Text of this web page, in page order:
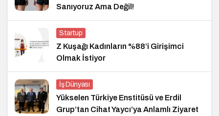
Sanıyoruz Ama Değil!
Startup
Z Kuşağı Kadınların %88’i Girişimci
Olmak İstiyor
İş Dünyası
Yükselen Türkiye Enstitüsü ve Erdil
Grup’tan Cihat Yaycı’ya Anlamlı Ziyaret